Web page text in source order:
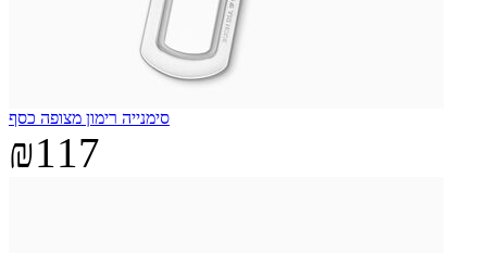
סימנייה רימון מצופה כסף
₪117